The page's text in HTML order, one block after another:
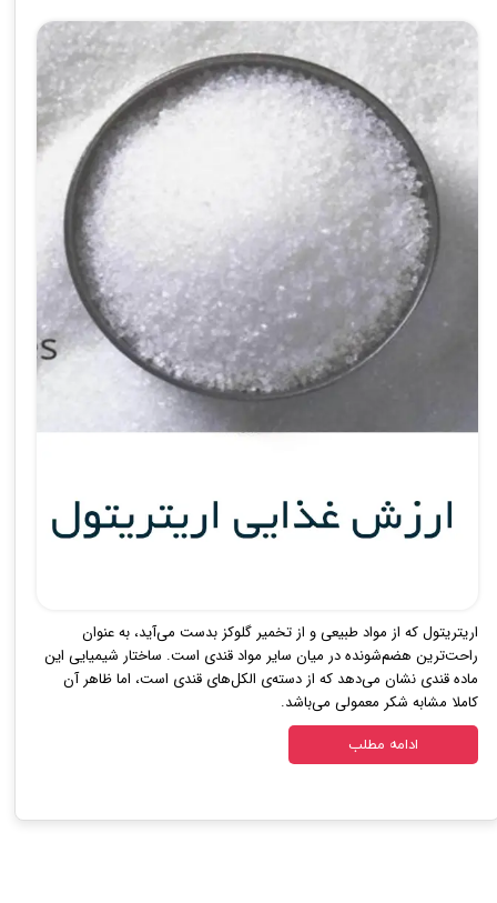
اریتریتول که از مواد طبیعی و از تخمیر گلوکز بدست می‌آید، به عنوان
راحت‌ترین هضم‌شونده در میان سایر مواد قندی است. ساختار شیمیایی این
ماده قندی نشان می‌دهد که از دسته‌ی الکل‌های قندی است، اما ظاهر آن
کاملا مشابه شکر معمولی می‌باشد.
ادامه مطلب